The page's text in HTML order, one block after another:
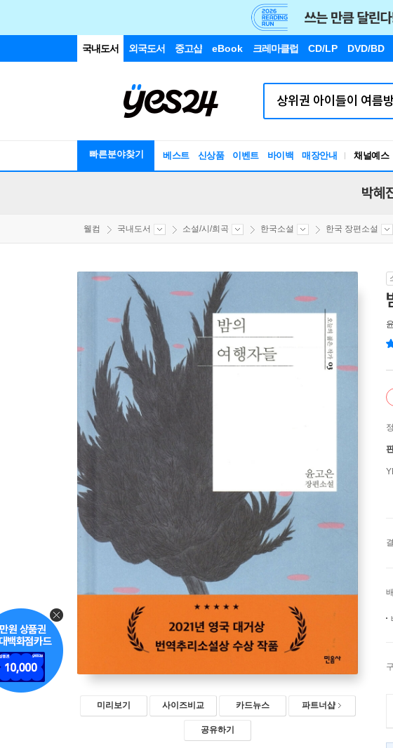
국내도서 외국도서 중고샵 eBook 크레마클럽 CD/LP DVD/BD
빠른분야찾기 베스트 신상품 이벤트 바이백 매장안내 채널예스
박혜
웰컴 국내도서 소설/시/희곡 한국소설 한국 장편소설
미리보기 사이즈비교 카드뉴스 파트너샵
공유하기